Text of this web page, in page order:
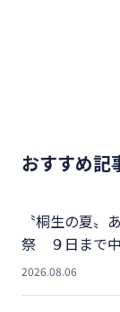
おすすめ記
〝桐生の夏
祭 ９日まで
2026.08.06